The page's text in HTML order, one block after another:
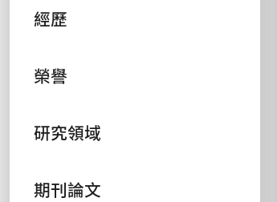
經歷
榮譽
研究領域
期刊論文